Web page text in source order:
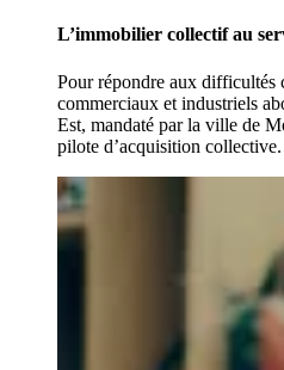
L’immobilier collectif au
Pour répondre aux difficultés
commerciaux et industriels
Est, mandaté par la ville de
pilote d’acquisition collective.